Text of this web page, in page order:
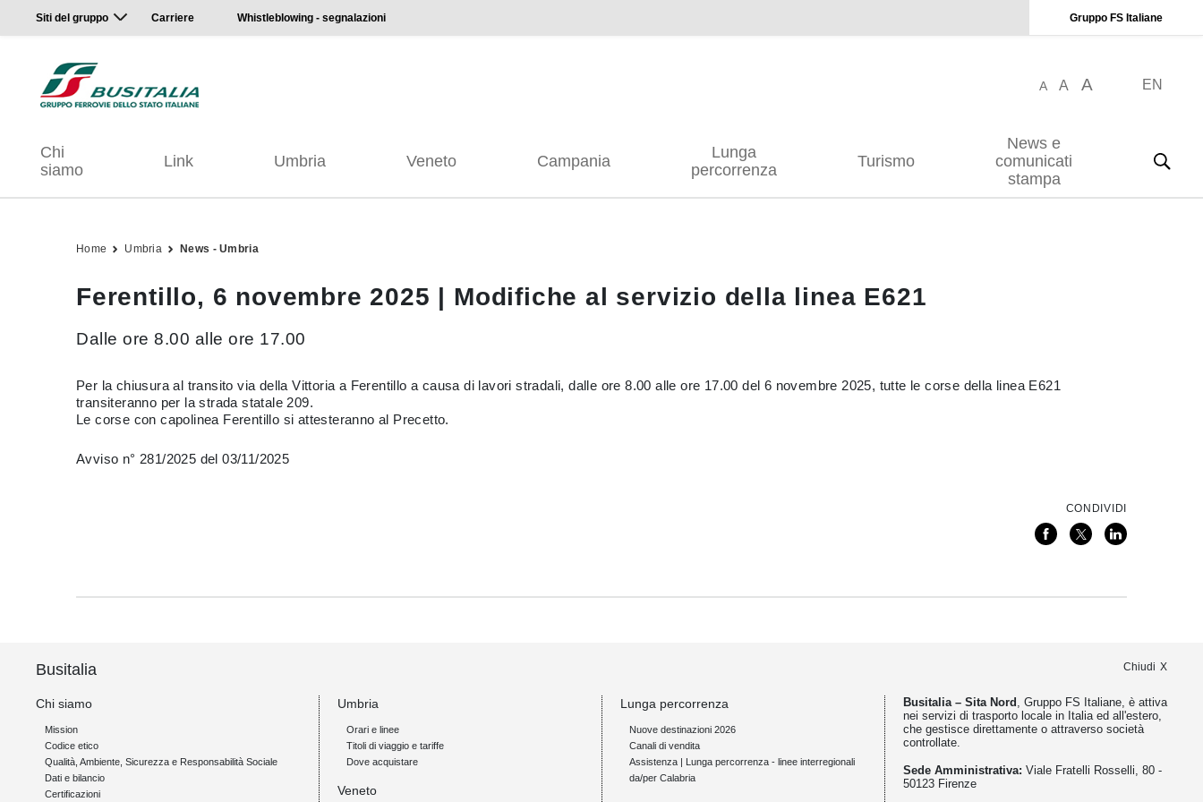
Siti del gruppo Carriere Whistleblowing - segnalazioni Gruppo FS Italiane
A A A EN
Chi
siamo
Link Umbria Veneto Campania
Lunga
percorrenza
Turismo
News e
comunicati
stampa
Home Umbria News - Umbria
Ferentillo, 6 novembre 2025 | Modifiche al servizio della linea E621
Dalle ore 8.00 alle ore 17.00
Per la chiusura al transito via della Vittoria a Ferentillo a causa di lavori stradali, dalle ore 8.00 alle ore 17.00 del 6 novembre 2025, tutte le corse della linea E621
transiteranno per la strada statale 209.
Le corse con capolinea Ferentillo si attesteranno al Precetto.
Avviso n° 281/2025 del 03/11/2025
CONDIVIDI
Busitalia Chiudi
Chi siamo
Mission
Codice etico
Qualità, Ambiente, Sicurezza e Responsabilità Sociale
Dati e bilancio
Certificazioni
Umbria
Orari e linee
Titoli di viaggio e tariffe
Dove acquistare
Veneto
Lunga percorrenza
Nuove destinazioni 2026
Canali di vendita
Assistenza | Lunga percorrenza - linee interregionali
da/per Calabria
Busitalia – Sita Nord , Gruppo FS Italiane, è attiva
nei servizi di trasporto locale in Italia ed all'estero,
che gestisce direttamente o attraverso società
controllate.
Sede Amministrativa: Viale Fratelli Rosselli, 80 -
50123 Firenze